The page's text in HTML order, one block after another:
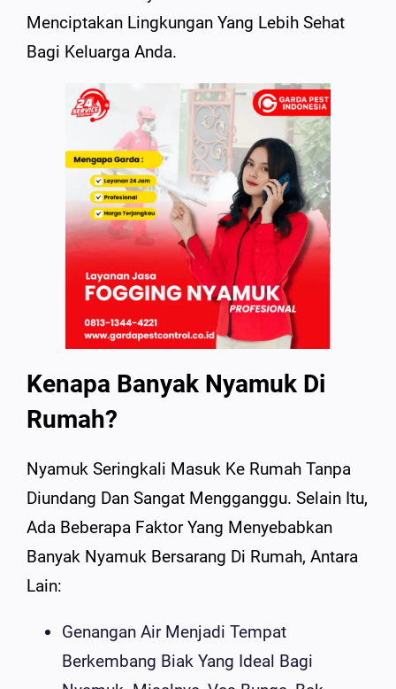
Menciptakan Lingkungan Yang Lebih Sehat
Bagi Keluarga Anda.
Kenapa Banyak Nyamuk Di
Rumah?
Nyamuk Seringkali Masuk Ke Rumah Tanpa
Diundang Dan Sangat Mengganggu. Selain Itu,
Ada Beberapa Faktor Yang Menyebabkan
Banyak Nyamuk Bersarang Di Rumah, Antara
Lain:
Genangan Air Menjadi Tempat
Berkembang Biak Yang Ideal Bagi